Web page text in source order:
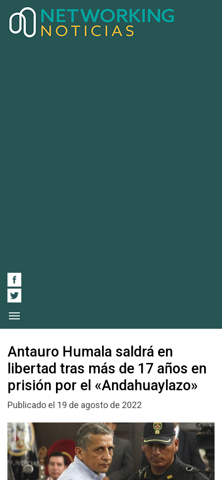
Antauro Humala saldrá en
libertad tras más de 17 años en
prisión por el «Andahuaylazo»
Publicado el 19 de agosto de 2022